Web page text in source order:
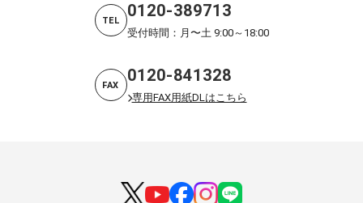
TEL 0120-389713
受付時間：月〜土 9:00～18:00
FAX 0120-841328
専用FAX用紙DLはこちら